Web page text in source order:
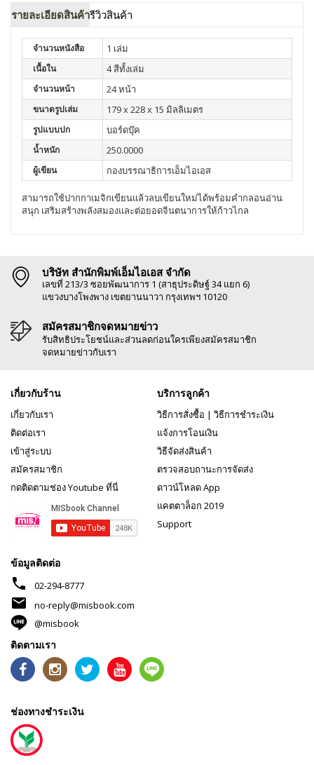
รายละเอียดสินค้ารีวิวสินค้า
จำนวนหนังสือ 1 เล่ม
เนื้อใน 4 สีทั้งเล่ม
จำนวนหน้า 24 หน้า
ขนาดรูปเล่ม 179 x 228 x 15 มิลลิเมตร
รูปแบบปก บอร์ดบุ๊ค
น้ำหนัก 250.0000
ผู้เขียน กองบรรณาธิการเอ็มไอเอส
สามารถใช้ปากกาเมจิกเขียนแล้วลบเขียนใหม่ได้พร้อมคำกลอนอ่าน
สนุก เสริมสร้างพลังสมองและต่อยอดจินตนาการให้ก้าวไกล
บริษัท สำนักพิมพ์เอ็มไอเอส จำกัด
เลขที่ 213/3 ซอยพัฒนาการ 1 (สาธุประดิษฐ์ 34 แยก 6)
แขวงบางโพงพาง เขตยานนาวา กรุงเทพฯ 10120
สมัครสมาชิกจดหมายข่าว
รับสิทธิประโยชน์และส่วนลดก่อนใครเพียงสมัครสมาชิก
จดหมายข่าวกับเรา
เกี่ยวกับร้าน
เกี่ยวกับเรา
ติดต่อเรา
เข้าสู่ระบบ
สมัครสมาชิก
กดติดตามช่อง Youtube ที่นี่
บริการลูกค้า
วิธีการสั่งซื้อ | วิธีการชำระเงิน
แจ้งการโอนเงิน
วิธีจัดส่งสินค้า
ตรวจสอบถานะการจัดส่ง
ดาวน์โหลด App
แคตตาล็อก 2019
Support
ข้อมูลติดต่อ
phone 02-294-8777
mail
no-reply@misbook.com
@misbook
ติดตามเรา
ช่องทางชำระเงิน